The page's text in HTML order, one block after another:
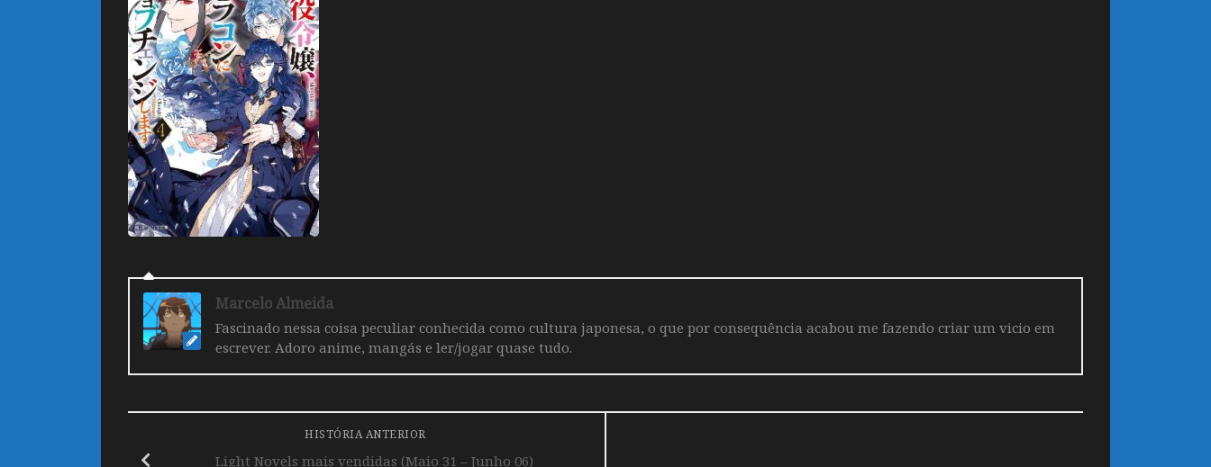
Marcelo Almeida
Fascinado nessa coisa peculiar conhecida como cultura japonesa, o que por consequência acabou me fazendo criar um vicio em
escrever. Adoro anime, mangás e ler/jogar quase tudo.
HISTÓRIA ANTERIOR
Light Novels mais vendidas (Maio 31 – Junho 06)